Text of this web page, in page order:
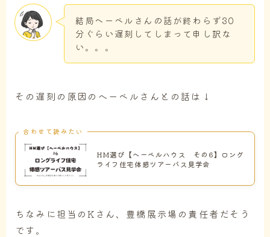
結局ヘーベルさんの話が終わらず30
分ぐらい遅刻してしまって申し訳な
い。。。
その遅刻の原因のへーベルさんとの話は↓
合わせて読みたい
HM選び【ヘーベルハウス その6】ロング
ライフ住宅体感ツアーバス見学会
ちなみに担当のKさん、豊橋展示場の責任者だそう
です。